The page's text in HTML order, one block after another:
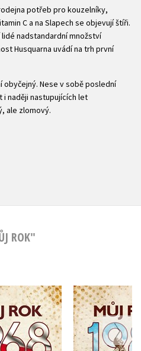
potřeb pro kouzelníky,
C a na Slapech se objevují štíři.
nadstandardní množství
Husquarna uvádí na trh první
obyčejný. Nese v sobě poslední
naději nastupujících let
ale zlomový.
ROK"
rok 1968
Breuerová
Frejtichová
Můj rok
Kateřina